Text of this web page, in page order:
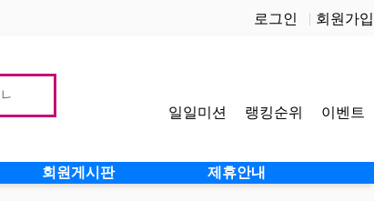
로그인 회원가입
일일미션 랭킹순위 이벤트
회원게시판 제휴안내